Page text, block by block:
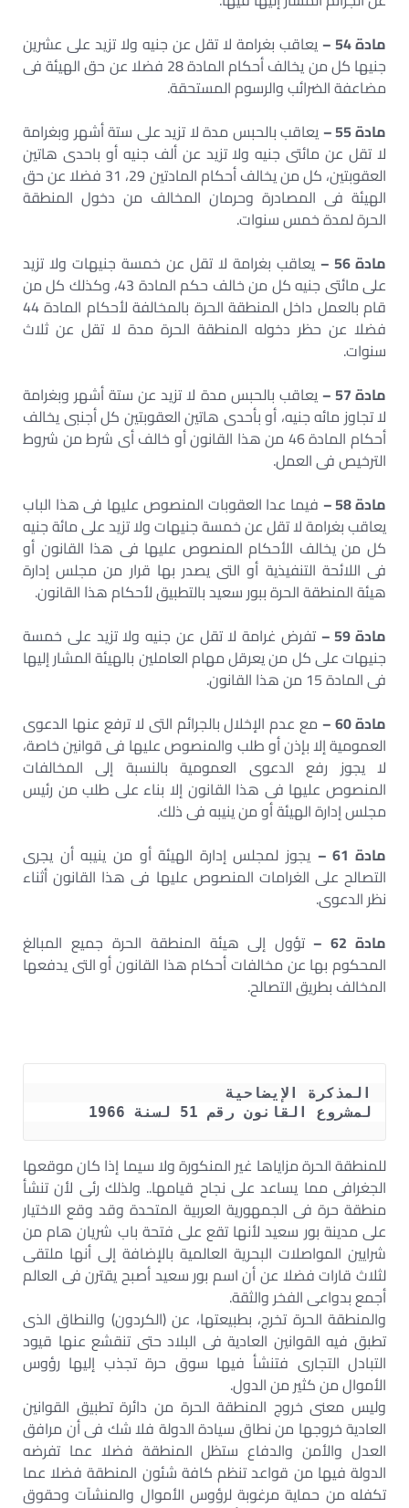
مادة 54 –
يعاقب بغرامة لا تقل عن جنيه ولا تزيد على عشرين
جنيها كل من يخالف أحكام المادة 28 فضلا عن حق الهيئة فى
مضاعفة الضرائب والرسوم المستحقة.
مادة 55 –
يعاقب بالحبس مدة لا تزيد على ستة أشهر وبغرامة
لا تقل عن مائتى جنيه ولا تزيد عن ألف جنيه أو باحدى هاتين
العقوبتين، كل من يخالف أحكام المادتين 29، 31 فضلا عن حق
الهيئة فى المصادرة وحرمان المخالف من دخول المنطقة
الحرة لمدة خمس سنوات.
مادة 56 –
يعاقب بغرامة لا تقل عن خمسة جنيهات ولا تزيد
على مائتى جنيه كل من خالف حكم المادة 43، وكذلك كل من
قام بالعمل داخل المنطقة الحرة بالمخالفة لأحكام المادة 44
فضلا عن حظر دخوله المنطقة الحرة مدة لا تقل عن ثلاث
سنوات.
مادة 57 –
يعاقب بالحبس مدة لا تزيد عن ستة أشهر وبغرامة
لا تجاوز مائه جنيه، أو بأحدى هاتين العقوبتين كل أجنبى يخالف
أحكام المادة 46 من هذا القانون أو خالف أى شرط من شروط
الترخيص فى العمل.
مادة 58 –
فيما عدا العقوبات المنصوص عليها فى هذا الباب
يعاقب بغرامة لا تقل عن خمسة جنيهات ولا تزيد على مائة جنيه
كل من يخالف الأحكام المنصوص عليها فى هذا القانون أو
فى اللائحة التنفيذية أو التى يصدر بها قرار من مجلس إدارة
هيئة المنطقة الحرة ببور سعيد بالتطبيق لأحكام هذا القانون.
مادة 59 –
تفرض غرامة لا تقل عن جنيه ولا تزيد على خمسة
جنيهات على كل من يعرقل مهام العاملين بالهيئة المشار إليها
فى المادة 15 من هذا القانون.
مادة 60 –
مع عدم الإخلال بالجرائم التى لا ترفع عنها الدعوى
العمومية إلا بإذن أو طلب والمنصوص عليها فى قوانين خاصة،
لا يجوز رفع الدعوى العمومية بالنسبة إلى المخالفات
المنصوص عليها فى هذا القانون إلا بناء على طلب من رئيس
مجلس إدارة الهيئة أو من ينيبه فى ذلك.
مادة 61 –
يجوز لمجلس إدارة الهيئة أو من ينيبه أن يجرى
التصالح على الغرامات المنصوص عليها فى هذا القانون أثناء
نظر الدعوى.
مادة 62 –
تؤول إلى هيئة المنطقة الحرة جميع المبالغ
المحكوم بها عن مخالفات أحكام هذا القانون أو التى يدفعها
المخالف بطريق التصالح.
لمشروع القانون رقم 51 لسنة 1966
للمنطقة الحرة مزاياها غير المنكورة ولا سيما إذا كان موقعها
الجغرافى مما يساعد على نجاح قيامها.. ولذلك رئى لأن تنشأ
منطقة حرة فى الجمهورية العربية المتحدة وقد وقع الاختيار
على مدينة بور سعيد لأنها تقع على فتحة باب شريان هام من
شرايين المواصلات البحرية العالمية بالإضافة إلى أنها ملتقى
لثلاث قارات فضلا عن أن اسم بور سعيد أصبح يقترن فى العالم
أجمع بدواعى الفخر والثقة.
والمنطقة الحرة تخرج، بطبيعتها، عن (الكردون) والنطاق الذى
تطبق فيه القوانين العادية فى البلاد حتى تنقشع عنها قيود
التبادل التجارى فتنشأ فيها سوق حرة تجذب إليها رؤوس
الأموال من كثير من الدول.
وليس معنى خروج المنطقة الحرة من دائرة تطبيق القوانين
العادية خروجها من نطاق سيادة الدولة فلا شك فى أن مرافق
العدل والأمن والدفاع ستظل المنطقة فضلا عما تفرضه
الدولة فيها من قواعد تنظم كافة شئون المنطقة فضلا عما
تكفله من حماية مرغوبة لرؤوس الأموال والمنشآت وحقوق